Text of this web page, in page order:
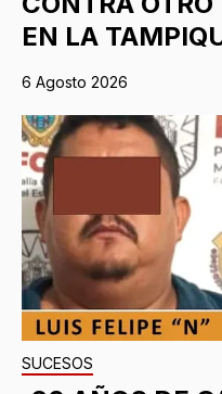
EN LA
6 Agosto 2026
SUCESOS